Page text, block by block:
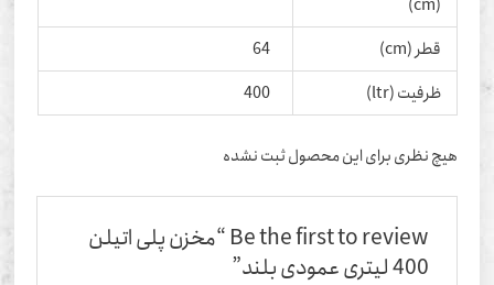
ظرفیت (ltr)
نظری برای این محصول ثبت نشده
Be the first to review “مخزن پلی اتیلن